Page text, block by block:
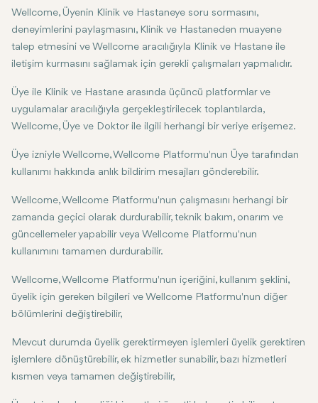
Wellcome, Üyenin Klinik ve Hastaneye soru sormasını,
deneyimlerini paylaşmasını, Klinik ve Hastaneden muayene
talep etmesini ve Wellcome aracılığıyla Klinik ve Hastane ile
iletişim kurmasını sağlamak için gerekli çalışmaları yapmalıdır.
Üye ile Klinik ve Hastane arasında üçüncü platformlar ve
uygulamalar aracılığıyla gerçekleştirilecek toplantılarda,
Wellcome, Üye ve Doktor ile ilgili herhangi bir veriye erişemez.
Üye izniyle Wellcome, Wellcome Platformu'nun Üye tarafından
kullanımı hakkında anlık bildirim mesajları gönderebilir.
Wellcome, Wellcome Platformu'nun çalışmasını herhangi bir
zamanda geçici olarak durdurabilir, teknik bakım, onarım ve
güncellemeler yapabilir veya Wellcome Platformu'nun
kullanımını tamamen durdurabilir.
Wellcome, Wellcome Platformu'nun içeriğini, kullanım şeklini,
üyelik için gereken bilgileri ve Wellcome Platformu'nun diğer
bölümlerini değiştirebilir,
Mevcut durumda üyelik gerektirmeyen işlemleri üyelik gerektiren
işlemlere dönüştürebilir, ek hizmetler sunabilir, bazı hizmetleri
kısmen veya tamamen değiştirebilir,